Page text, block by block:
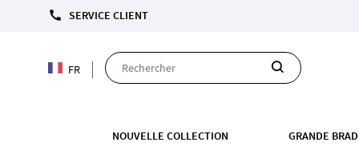
call SERVICE CLIENTLIVRAISON OFFERTE DÈS 110 EUROS
FR
NOUVELLE COLLECTION GRANDE